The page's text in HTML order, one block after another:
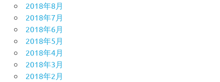
2018年8月
2018年7月
2018年6月
2018年5月
2018年4月
2018年3月
2018年2月